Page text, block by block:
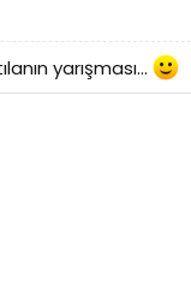
yarışması...